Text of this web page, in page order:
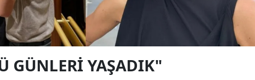
GÜNLERI YAŞADIK"